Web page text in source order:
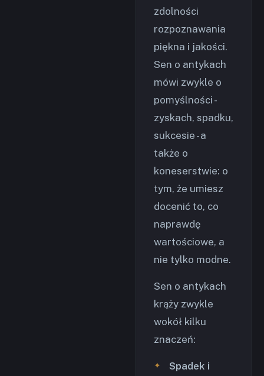
zdolności
rozpoznawania
piękna i jakości.
Sen o antykach
mówi zwykle o
pomyślności -
zyskach, spadku,
sukcesie - a
także o
koneserstwie: o
tym, że umiesz
docenić to, co
naprawdę
wartościowe, a
nie tylko modne.
Sen o antykach
krąży zwykle
wokół kilku
znaczeń:
Spadek i